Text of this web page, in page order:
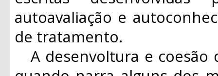
autoavaliação e
de tratamento.
A desenvoltura e coesão